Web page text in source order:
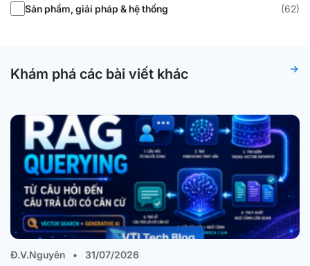
Sản phẩm, giải pháp & hệ thống (62)
Khám phá các bài viết khác
Đ.V.Nguyên • 31/07/2026